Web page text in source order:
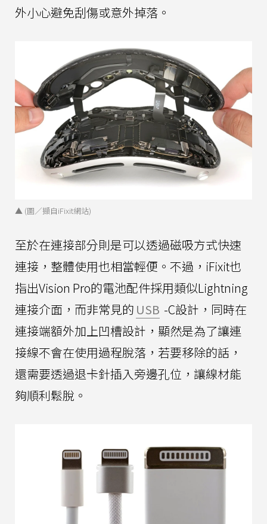
外小心避免刮傷或意外掉落。
▲ (圖／擷自iFixit網站)
至於在連接部分則是可以透過磁吸方式快速
連接，整體使用也相當輕便。不過，iFixit也
指出Vision Pro的電池配件採用類似Lightning
連接介面，而非常見的 USB -C設計，同時在
連接端額外加上凹槽設計，顯然是為了讓連
接線不會在使用過程脫落，若要移除的話，
還需要透過退卡針插入旁邊孔位，讓線材能
夠順利鬆脫。